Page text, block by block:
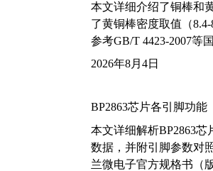
本文详细介绍了铜棒和
了黄铜棒密度取值（
参考GB/T 4423-2007等
2026年8月4日
BP2863芯片各引脚功能
本文详细解析BP2863
数据，并附引脚参数对
兰微电子官方规格书（